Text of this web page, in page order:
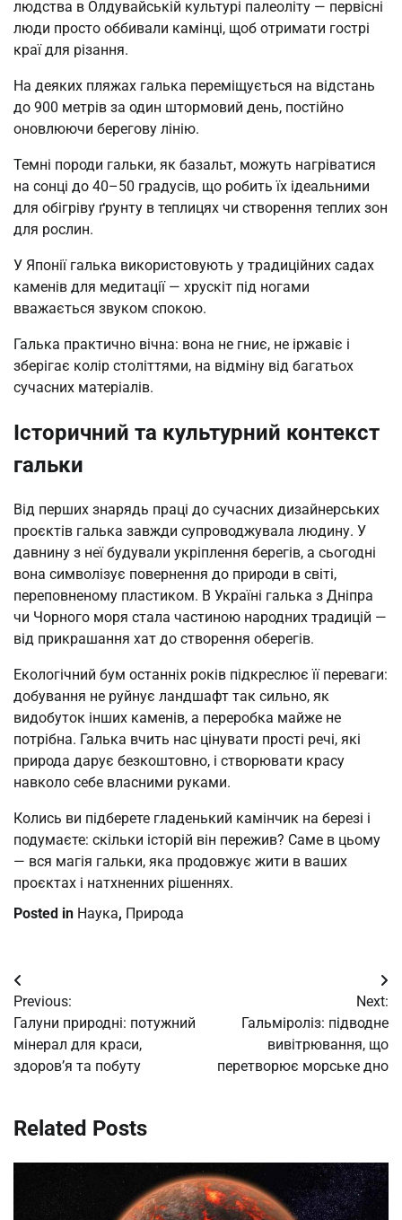
людства в Олдувайській культурі палеоліту — первісні
люди просто оббивали камінці, щоб отримати гострі
краї для різання.
На деяких пляжах галька переміщується на відстань
до 900 метрів за один штормовий день, постійно
оновлюючи берегову лінію.
Темні породи гальки, як базальт, можуть нагріватися
на сонці до 40–50 градусів, що робить їх ідеальними
для обігріву ґрунту в теплицях чи створення теплих зон
для рослин.
У Японії галька використовують у традиційних садах
каменів для медитації — хрускіт під ногами
вважається звуком спокою.
Галька практично вічна: вона не гниє, не іржавіє і
зберігає колір століттями, на відміну від багатьох
сучасних матеріалів.
Історичний та культурний контекст
гальки
Від перших знарядь праці до сучасних дизайнерських
проєктів галька завжди супроводжувала людину. У
давнину з неї будували укріплення берегів, а сьогодні
вона символізує повернення до природи в світі,
переповненому пластиком. В Україні галька з Дніпра
чи Чорного моря стала частиною народних традицій —
від прикрашання хат до створення оберегів.
Екологічний бум останніх років підкреслює її переваги:
добування не руйнує ландшафт так сильно, як
видобуток інших каменів, а переробка майже не
потрібна. Галька вчить нас цінувати прості речі, які
природа дарує безкоштовно, і створювати красу
навколо себе власними руками.
Колись ви підберете гладенький камінчик на березі і
подумаєте: скільки історій він пережив? Саме в цьому
— вся магія гальки, яка продовжує жити в ваших
проєктах і натхненних рішеннях.
Posted in Наука, Природа
Post
navigation
Previous:
Галуни природні: потужний
мінерал для краси,
здоров’я та побуту
Next:
Гальміроліз: підводне
вивітрювання, що
перетворює морське дно
Related Posts